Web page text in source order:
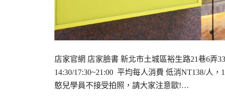
店家官網 店家臉書 新北市土城區裕生路21巷6弄
14:30/17:30~21:00 平均每人消費 低消NT138/人
憨兒學員不接受拍照，請大家注意歐!…